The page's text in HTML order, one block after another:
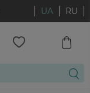
UA RU